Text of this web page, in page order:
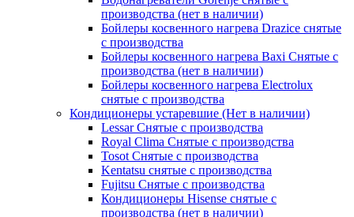
производства (нет в наличии)
Бойлеры косвенного нагрева Drazice снятые
с производства
Бойлеры косвенного нагрева Baxi Снятые с
производства (нет в наличии)
Бойлеры косвенного нагрева Electrolux
снятые с производства
Кондиционеры устаревшие (Нет в наличии)
Lessar Снятые с производства
Royal Clima Снятые с производства
Tosot Снятые с производства
Kentatsu снятые с производства
Fujitsu Снятые с производства
Кондиционеры Hisense снятые с
производства (нет в наличии)